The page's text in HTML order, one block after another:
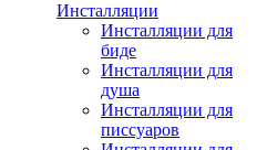
Инсталляции
Инсталляции для
биде
Инсталляции для
душа
Инсталляции для
писсуаров